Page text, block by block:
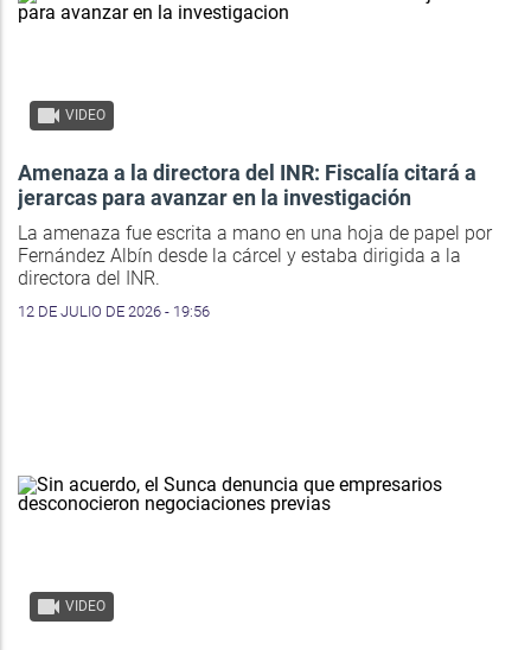
VIDEO
Amenaza a la directora del INR: Fiscalía citará a
jerarcas para avanzar en la investigación
La amenaza fue escrita a mano en una hoja de papel por
Fernández Albín desde la cárcel y estaba dirigida a la
directora del INR.
12 DE JULIO DE 2026 - 19:56
VIDEO